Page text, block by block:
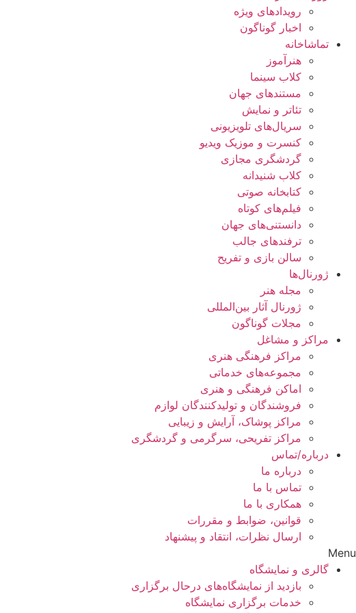
رویدادهای ویژه
اخبار گوناگون
تماشاخانه
هنرآموز
کلاب سینما
مستندهای جهان
تئاتر و نمایش
سریال‌های تلویزیونی
کنسرت و موزیک ویدیو
گردشگری مجازی
کلاب شنیدانه
کتابخانه صوتی
فیلم‌های کوتاه
دانستنی‌های جهان
ترفندهای جالب
سالن بازی و تفریح
ژورنال‌ها
مجله هنر
ژورنال آثار بین‌المللی
مجلات گوناگون
مراکز و مشاغل
مراکز فرهنگی هنری
مجموعه‌های خدماتی
اماکن فرهنگی و هنری
فروشندگان و تولیدکنندگان لوازم
مراکز پوشاک، آرایش و زیبایی
مراکز تفریحی، سرگرمی و گردشگری
درباره/تماس
درباره ما
تماس با ما
همکاری با ما
قوانین، ضوابط و مقررات
ارسال نظرات، انتقاد و پیشنهاد
Menu
گالری و نمایشگاه
بازدید از نمایشگاه‌های درحال برگزاری
خدمات برگزاری نمایشگاه